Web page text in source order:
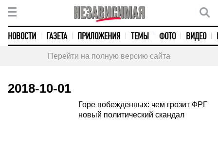
НОВОСТИ ГАЗЕТА ПРИЛОЖЕНИЯ ТЕМЫ ФОТО ВИДЕО
Перейти на полную версию сайта
2018-10-01
Горе побежденных: чем грозит ФРГ
новый политический скандал